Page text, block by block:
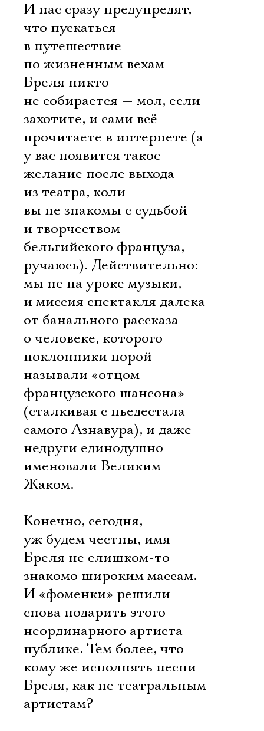
И нас сразу предупредят,
что пускаться
в путешествие
по жизненным вехам
Бреля никто
не собирается — мол, если
захотите, и сами всё
прочитаете в интернете (а
у вас появится такое
желание после выхода
из театра, коли
вы не знакомы с судьбой
и творчеством
бельгийского француза,
ручаюсь). Действительно:
мы не на уроке музыки,
и миссия спектакля далека
от банального рассказа
о человеке, которого
поклонники порой
называли «отцом
французского шансона»
(сталкивая с пьедестала
самого Азнавура), и даже
недруги единодушно
именовали Великим
Жаком.
Конечно, сегодня,
уж будем честны, имя
Бреля не слишком-то
знакомо широким массам.
И «фоменки» решили
снова подарить этого
неординарного артиста
публике. Тем более, что
кому же исполнять песни
Бреля, как не театральным
артистам?